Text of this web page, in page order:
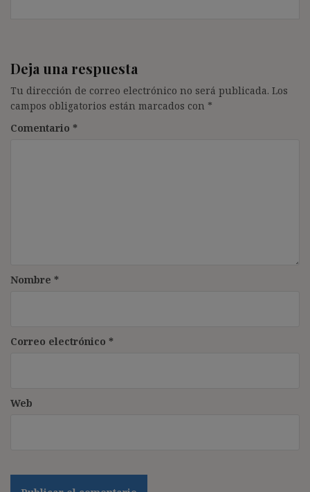
Deja una respuesta
Tu dirección de correo electrónico no será publicada. Los
campos obligatorios están marcados con *
Comentario *
Nombre *
Correo electrónico *
Web